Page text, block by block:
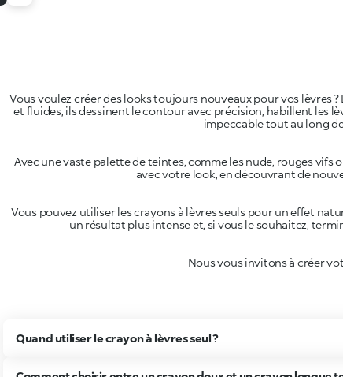
Vous voulez créer des looks toujours nouveaux pour vos lèvres
et fluides, ils dessinent le contour avec précision, habillent les
Avec une vaste palette de teintes, comme les nude, rouges
Vous pouvez utiliser les crayons à lèvres seuls pour un effet
Nous vous invitons à créer
Quand utiliser le crayon à lèvres seul ?